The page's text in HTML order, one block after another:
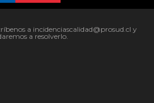
a incidenciascalidad@prosud.cl y
a resolverlo.